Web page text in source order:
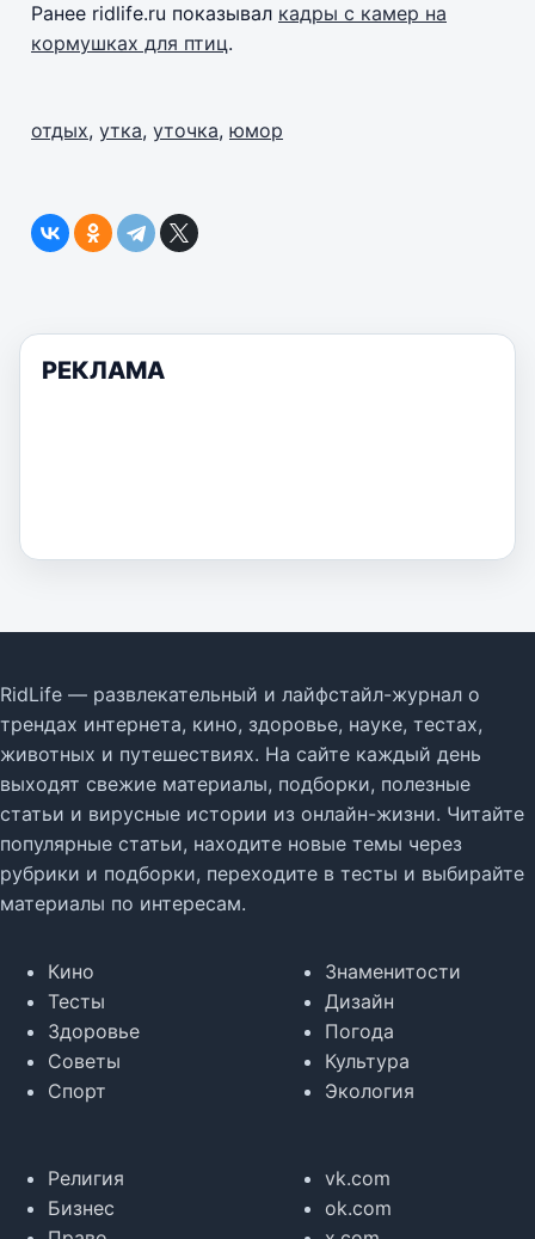
Ранее ridlife.ru показывал кадры с камер на
кормушках для птиц.
отдых, утка, уточка, юмор
РЕКЛАМА
RidLife — развлекательный и лайфстайл-журнал о
трендах интернета, кино, здоровье, науке, тестах,
животных и путешествиях. На сайте каждый день
выходят свежие материалы, подборки, полезные
статьи и вирусные истории из онлайн-жизни. Читайте
популярные статьи, находите новые темы через
рубрики и подборки, переходите в тесты и выбирайте
материалы по интересам.
Кино
Тесты
Здоровье
Советы
Спорт
Знаменитости
Дизайн
Погода
Культура
Экология
Религия
Бизнес
vk.com
ok.com